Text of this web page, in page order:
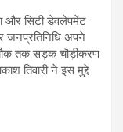
और सिटी डेवलेपमेंट
जनप्रतिनिधि अपने
चौक तक सड़क चौड़ीकरण
तिवारी ने इस मुद्दे